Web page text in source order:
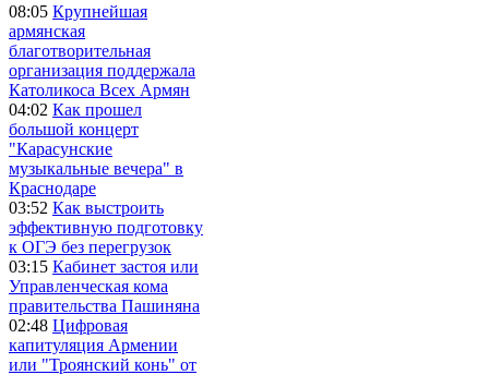
08:05 Крупнейшая
армянская
благотворительная
организация поддержала
Католикоса Всех Армян
04:02 Как прошел
большой концерт
"Карасунские
музыкальные вечера" в
Краснодаре
03:52 Как выстроить
эффективную подготовку
к ОГЭ без перегрузок
03:15 Кабинет застоя или
Управленческая кома
правительства Пашиняна
02:48 Цифровая
капитуляция Армении
или "Троянский конь" от